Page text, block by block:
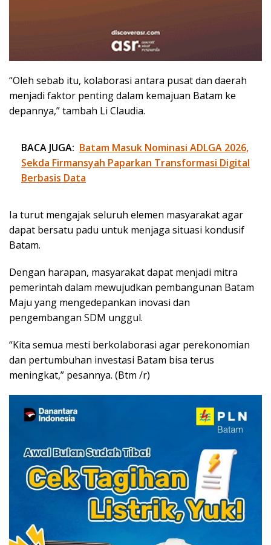
“Oleh sebab itu, kolaborasi antara pusat dan daerah
menjadi faktor penting dalam kemajuan Batam ke
depannya,” tambah Li Claudia.
BACA JUGA: Batam Masuk Nominasi ADLGA 2026,
Sekda Firmansyah Paparkan Transformasi Digital
Berbasis Data
Ia turut mengajak seluruh elemen masyarakat agar
dapat bersatu padu untuk menjaga situasi kondusif
Batam.
Dengan harapan, masyarakat dapat menjadi mitra
pemerintah dalam mewujudkan pembangunan Batam
Maju yang mengedepankan inovasi dan
pengembangan SDM unggul.
“Kita semua mesti berkolaborasi agar perekonomian
dan pertumbuhan investasi Batam bisa terus
meningkat,” pesannya. (Btm /r)